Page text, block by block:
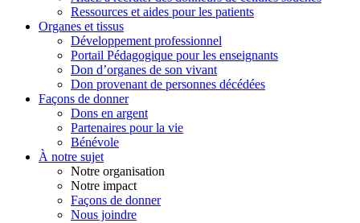
Ressources et aides pour les patients
Organes et tissus
Développement professionnel
Portail Pédagogique pour les enseignants
Don d’organes de son vivant
Don provenant de personnes décédées
Façons de donner
Dons en argent
Partenaires pour la vie
Bénévole
À notre sujet
Notre organisation
Notre impact
Façons de donner
Nous joindre